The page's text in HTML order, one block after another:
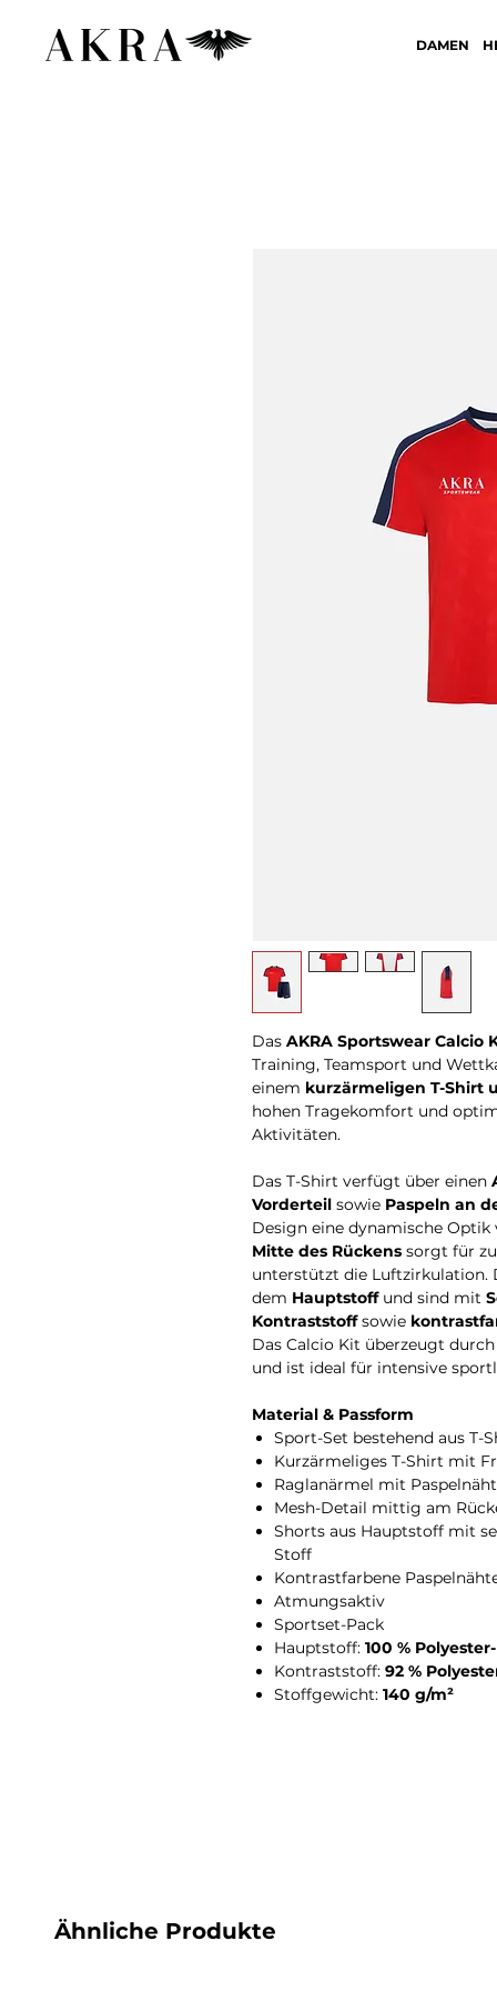
DAMEN
Das AKRA Sportswear Calcio
Training, Teamsport und
einem kurzärmeligen T-Shirt
hohen Tragekomfort und
Aktivitäten.
Das T-Shirt verfügt über einen
Vorderteil sowie Paspeln an
Design eine dynamische Optik
Mitte des Rückens sorgt für
unterstützt die Luftzirkulation.
dem Hauptstoffund sind mit
Kontraststoffsowie
Das Calcio Kit überzeugt
und ist ideal für intensive
Material & Passform
Sport-Set bestehend aus T-
Kurzärmeliges T-Shirt mit
Raglanärmel mit
Mesh-Detail mittig am
Shorts aus Hauptstoff mit
Stoff
Kontrastfarbene
Atmungsaktiv
Sportset-Pack
Hauptstoff: 100 %
Kontraststoff: 92 %
Stoffgewicht: 140 g/m²
Ähnliche Produkte